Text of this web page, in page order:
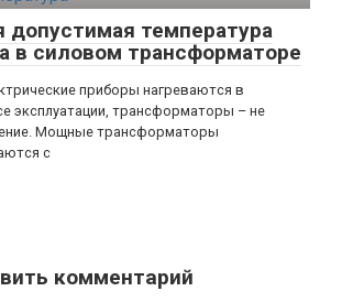
допустимая температура
в силовом трансформаторе
приборы нагреваются в
эксплуатации, трансформаторы – не
Мощные трансформаторы
с
комментарий